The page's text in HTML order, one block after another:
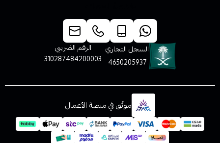
السجل التجاري
4650205937
الرقم الضريبي
310287484200003
موثّق في منصة الأعمال